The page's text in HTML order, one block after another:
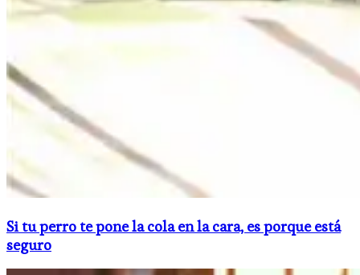
Si tu perro te pone la cola en la cara, es porque está
seguro